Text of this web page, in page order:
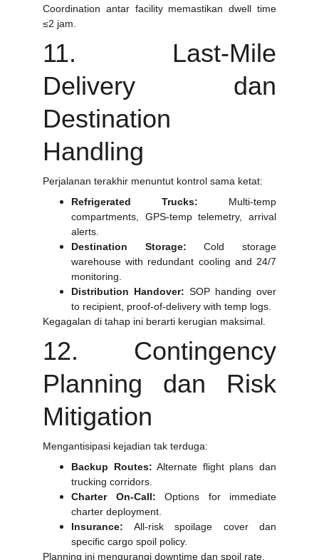
Coordination antar facility memastikan dwell time
≤2 jam.
11. Last-Mile
Delivery dan
Destination
Handling
Perjalanan terakhir menuntut kontrol sama ketat:
Refrigerated Trucks: Multi-temp
compartments, GPS-temp telemetry, arrival
alerts.
Destination Storage: Cold storage
warehouse with redundant cooling and 24/7
monitoring.
Distribution Handover: SOP handing over
to recipient, proof-of-delivery with temp logs.
Kegagalan di tahap ini berarti kerugian maksimal.
12. Contingency
Planning dan Risk
Mitigation
Mengantisipasi kejadian tak terduga:
Backup Routes: Alternate flight plans dan
trucking corridors.
Charter On-Call: Options for immediate
charter deployment.
Insurance: All-risk spoilage cover dan
specific cargo spoil policy.
Planning ini mengurangi downtime dan spoil rate.